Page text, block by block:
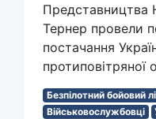
Представництва
Тернер провели
постачання
протиповітряної
Безпілотний бойовий
Військовослужбовці